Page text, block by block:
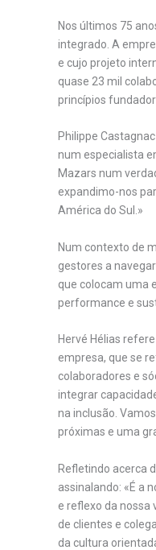
Nos últimos 75
integrado. A
e cujo projeto
quase 23 mil
princípios
Philippe
num especialista
Mazars num
expandimo-nos
América do Sul.»
Num contexto de
gestores a
que colocam uma
performance e
Hervé Hélias
empresa, que se
colaboradores e
integrar
na inclusão.
próximas e uma
Refletindo acerca
assinalando: «É a
e reflexo da nossa
de clientes e
da cultura